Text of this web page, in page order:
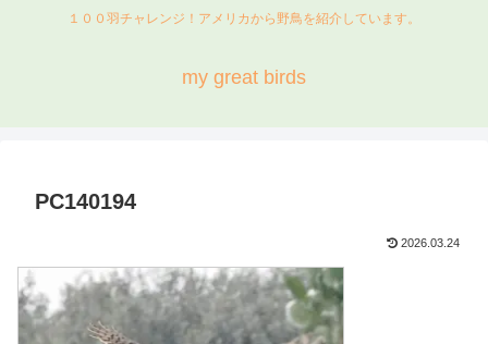
１００羽チャレンジ！アメリカから野鳥を紹介しています。
my great birds
PC140194
2026.03.24